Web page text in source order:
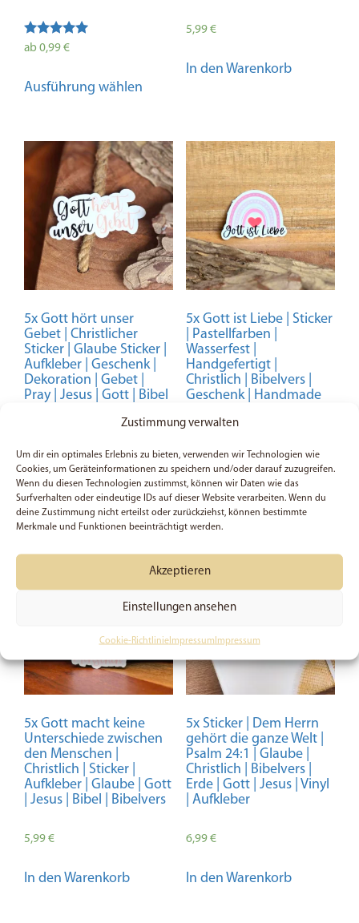
Zustimmung verwalten
Um dir ein optimales Erlebnis zu bieten, verwenden wir Technologien wie
Cookies, um Geräteinformationen zu speichern und/oder darauf zuzugreifen.
Wenn du diesen Technologien zustimmst, können wir Daten wie das
Surfverhalten oder eindeutige IDs auf dieser Website verarbeiten. Wenn du
deine Zustimmung nicht erteilst oder zurückziehst, können bestimmte
Merkmale und Funktionen beeinträchtigt werden.
Akzeptieren
Einstellungen ansehen
Cookie-RichtlinieImpressum Impressum
Bewertet
von 5
ab 0,99€
Ausführung wählen
Varianten
auf.
Die
Optionen
können
auf
der
Produktseite
gewählt
5,99€
In den Warenkorb
5x Gott hört unser
Gebet | Christlicher
Sticker | Glaube Sticker |
Aufkleber | Geschenk |
Dekoration | Gebet |
Pray | Jesus | Gott | Bibel
Bewertet mit
5.00
von 5
5,99€
In den Warenkorb
5x Gott ist Liebe | Sticker
| Pastellfarben |
Wasserfest |
Handgefertigt |
Christlich | Bibelvers |
Geschenk | Handmade
Bewertet
mit
4.67
von 5
5,99€
In den Warenkorb
5x Gott macht keine
Unterschiede zwischen
den Menschen |
Christlich | Sticker |
Aufkleber | Glaube | Gott
| Jesus | Bibel | Bibelvers
5,99€
In den Warenkorb
5x Sticker | Dem Herrn
gehört die ganze Welt |
Psalm 24:1 | Glaube |
Christlich | Bibelvers |
Erde | Gott | Jesus | Vinyl
| Aufkleber
6,99€
In den Warenkorb